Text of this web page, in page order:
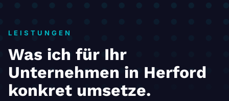
LEISTUNGEN
Was ich für Ihr
Unternehmen in Herford
konkret umsetze.